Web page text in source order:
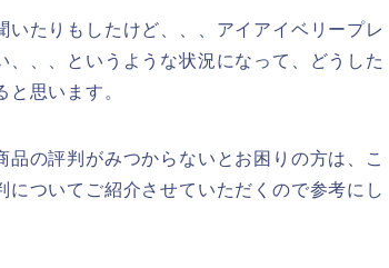
たりもしたけど、、、アイアイベリープレ
、、というような状況になって、どうした
思います。
の評判がみつからないとお困りの方は、こ
ついてご紹介させていただくので参考にし